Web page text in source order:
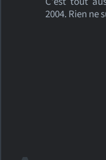
2004. Rien ne